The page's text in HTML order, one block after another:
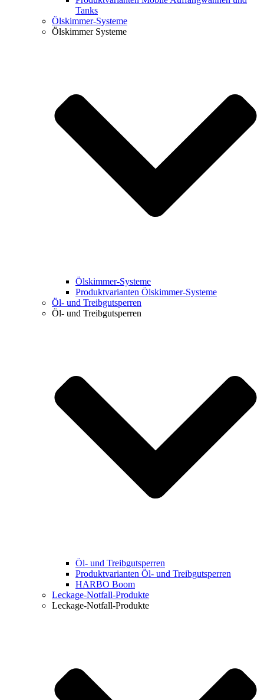
Tanks
Ölskimmer-Systeme
Ölskimmer Systeme
Ölskimmer-Systeme
Produktvarianten Ölskimmer-Systeme
Öl- und Treibgut­sperren
Öl- und Treibgutsperren
Öl- und Treibgut­sperren
Produktvarianten Öl- und Treibgutsperren
HARBO Boom
Leckage-Notfall-Produkte
Leckage-Notfall-Produkte